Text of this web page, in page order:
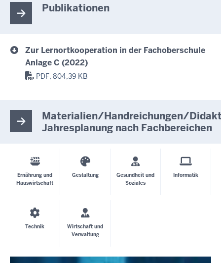
Publikationen
Zur Lernortkooperation in der Fachoberschule
Anlage C (2022)
PDF, 804,39 KB
Materialien/Handreichungen/
Jahresplanung nach Fachbereichen
Ernährung und
Hauswirtschaft
Gestaltung
Gesundheit und
Soziales
Informatik
Technik
Wirtschaft und
Verwaltung